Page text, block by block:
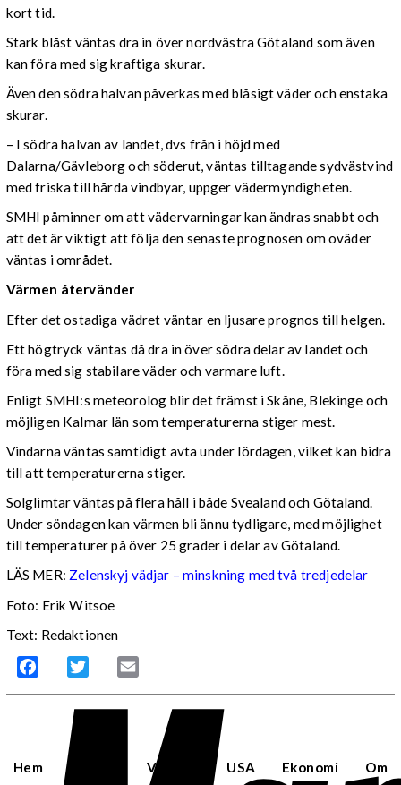
kort tid.
Stark blåst väntas dra in över nordvästra Götaland som även
kan föra med sig kraftiga skurar.
Även den södra halvan påverkas med blåsigt väder och enstaka
skurar.
– I södra halvan av landet, dvs från i höjd med
Dalarna/Gävleborg och söderut, väntas tilltagande sydvästvind
med friska till hårda vindbyar, uppger vädermyndigheten.
SMHI påminner om att vädervarningar kan ändras snabbt och
att det är viktigt att följa den senaste prognosen om oväder
väntas i området.
Värmen återvänder
Efter det ostadiga vädret väntar en ljusare prognos till helgen.
Ett högtryck väntas då dra in över södra delar av landet och
föra med sig stabilare väder och varmare luft.
Enligt SMHI:s meteorolog blir det främst i Skåne, Blekinge och
möjligen Kalmar län som temperaturerna stiger mest.
Vindarna väntas samtidigt avta under lördagen, vilket kan bidra
till att temperaturerna stiger.
Solglimtar väntas på flera håll i både Svealand och Götaland.
Under söndagen kan värmen bli ännu tydligare, med möjlighet
till temperaturer på över 25 grader i delar av Götaland.
LÄS MER: Zelenskyj vädjar – minskning med två tredjedelar
Foto: Erik Witsoe
Text: Redaktionen
Facebook Twitter
Hem Världen USA Ekonomi Om